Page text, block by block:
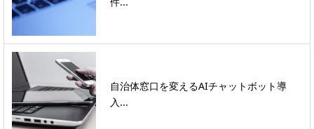
自治体窓口を変えるAIチャットボット導
入...